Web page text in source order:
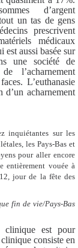
d’argent
un tas de gens
prescrivent
médicaux
aussi basée sur
une société de
l’acharnement
L’euthanasie
d’un acharnement
inquiétantes sur les
les Pays-Bas et
pour aller encore
entièrement vouée à
jour de la fête des
fin de vie/Pays-Bas
est pour
consiste en